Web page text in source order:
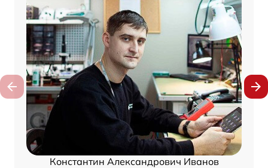
Константин Александрович Иванов